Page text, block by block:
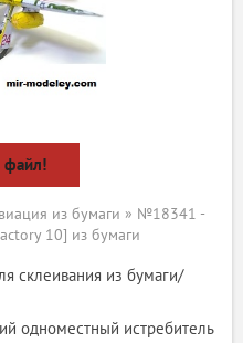
файл!
из бумаги » №18341 -
10] из бумаги
склеивания из бумаги/
одноместный истребитель